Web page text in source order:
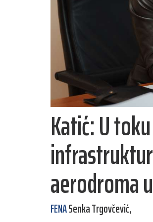
Katić: U
aerodroma
FENASenka Trgovčević,